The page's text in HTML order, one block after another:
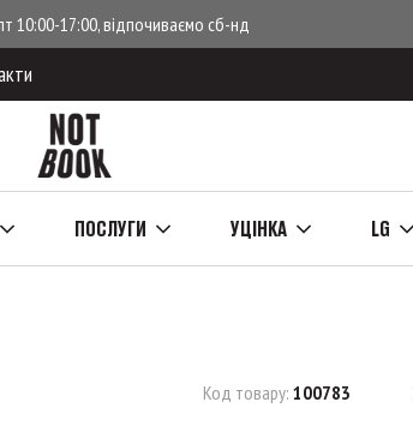
10:00-17:00, відпочиваємо сб-нд
ПОСЛУГИ УЦІНКА LG
Код товару: 100783